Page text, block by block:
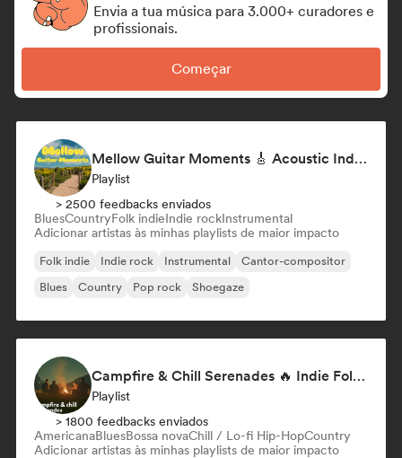
Envia a tua música para 3.000+ curadores e
profissionais.
Começar
Mellow Guitar Moments 🎸 Acoustic Indie Folk & Singer-Songwriter
Playlist
> 2500 feedbacks enviados
BluesCountryFolk indieIndie rockInstrumental
Adicionar artistas às minhas playlists de maior impacto
Folk indie Indie rock Instrumental
Cantor-compositor
Blues
Country Pop rock Shoegaze
Campfire & Chill Serenades 🔥 Indie Folk, Acoustic & Singer-Songwriter
Playlist
> 1800 feedbacks enviados
AmericanaBluesBossa novaChill / Lo-fi Hip-HopCountry
Adicionar artistas às minhas playlists de maior impacto